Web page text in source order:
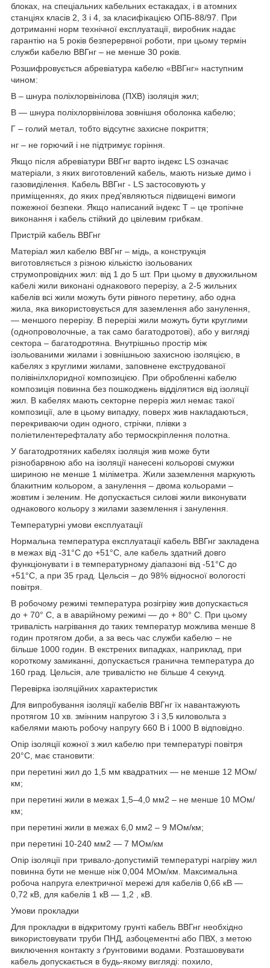
блоках, на спеціальних кабельних естакадах, і в атомних
станціях класів 2, 3 і 4, за класифікацією ОПБ-88/97. При
дотриманні норм технічної експлуатації, виробник надає
гарантію на 5 років безперервної роботи, при цьому термін
служби кабелю ВВГнг – не менше 30 років.
Розшифровується абревіатура кабелю «ВВГнг» наступним
чином:
В – шнура поліхлорвінілова (ПХВ) ізоляція жил;
В — шнура поліхлорвінілова зовнішня оболонка кабелю;
Г – голий метал, тобто відсутнє захисне покриття;
нг – не горючий і не підтримує горіння.
Якщо після абревіатури ВВГнг варто індекс LS означає
матеріали, з яких виготовлений кабель, мають низьке димо і
газовиділення. Кабель ВВГнг - LS застосовують у
приміщеннях, до яких пред'являються підвищені вимоги
пожежної безпеки. Якщо написаний індекс Т – це тропічне
виконання і кабель стійкий до цвілевим грибкам.
Пристрій кабель ВВГнг
Матеріал жил кабелю ВВГнг – мідь, а конструкція
виготовляється з різною кількістю ізольованих
струмопровідних жил: від 1 до 5 шт. При цьому в двухжильном
кабелі жили виконані однакового перерізу, а 2-5 жильних
кабелів всі жили можуть бути рівного перетину, або одна
жила, яка використовується для заземлення або занулення,
— меншого перерізу. В перерізі жили можуть бути круглими
(однопроволочные, а так само багатодротові), або у вигляді
сектора – багатодротяна. Внутрішньо простір між
ізольованими жилами і зовнішньою захисною ізоляцією, в
кабелях з круглими жилами, заповнене екструдованої
полівінілхлоридної композицією. При обробленні кабелю
композиція повинна без пошкоджень відділятися від ізоляції
жил. В кабелях мають секторне переріз жил немає такої
композиції, але в цьому випадку, поверх жив накладаються,
перекриваючи один одного, стрічки, плівки з
поліетилентерефталату або термоскріплення полотна.
У багатодротяних кабелях ізоляція жив може бути
різнобарвною або на ізоляції нанесені кольорові смужки
шириною не менше 1 міліметра. Жили заземлення маркують
блакитним кольором, а занулення – двома кольорами –
жовтим і зеленим. Не допускається силові жили виконувати
однакового кольору з жилами заземлення і занулення.
Температурні умови експлуатації
Нормальна температура експлуатації кабель ВВГнг закладена
в межах від -31°С до +51°С, але кабель здатний довго
функціонувати і в температурному діапазоні від -51°С до
+51°С, а при 35 град. Цельсія – до 98% відносної вологості
повітря.
В робочому режимі температура розігріву жив допускається
до + 70° С, а в аварійному режимі — до + 80° С. При цьому
тривалість нагрівання до таких температур можлива менше 8
годин протягом доби, а за весь час служби кабелю – не
більше 1000 годин. В екстрених випадках, наприклад, при
короткому замиканні, допускається гранична температура до
160 град. Цельсія, але тривалістю не більше 4 секунд.
Перевірка ізоляційних характеристик
Для випробування ізоляції кабелів ВВГнг їх навантажують
протягом 10 хв. змінним напругою 3 і 3,5 киловольта з
кабелями мають робочу напругу 660 В і 1000 В відповідно.
Опір ізоляції кожної з жил кабелю при температурі повітря
20°С, має становити:
при перетині жил до 1,5 мм квадратних — не менше 12 МОм/
км;
при перетині жили в межах 1,5–4,0 мм2 – не менше 10 МОм/
км;
при перетині жили в межах 6,0 мм2 – 9 МОм/км;
при перетині 10-240 мм2 — 7 МОм/км
Опір ізоляції при тривало-допустимій температурі нагріву жил
повинна бути не менше ніж 0,004 МОм/км. Максимальна
робоча напруга електричної мережі для кабелів 0,66 кВ —
0,72 кВ, для кабелів 1 кВ — 1,2 , кВ.
Умови прокладки
Для прокладки в відкритому грунті кабель ВВГнг необхідно
використовувати труби ПНД, азбоцементні або ПВХ, з метою
виключення контакту з ґрунтовими водами. Розташовувати
кабель допускається в будь-якому вигляді: похило,